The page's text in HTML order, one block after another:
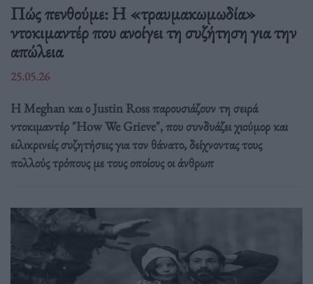
Πώς πενθούμε: Η «τραυμακωμωδία»
ντοκιμαντέρ που ανοίγει τη συζήτηση για την
απώλεια
25.05.26
Η Meghan και ο Justin Ross παρουσιάζουν τη σειρά
ντοκιμαντέρ "How We Grieve", που συνδυάζει χιούμορ και
ειλικρινείς συζητήσεις για τον θάνατο, δείχνοντας τους
πολλούς τρόπους με τους οποίους οι άνθρωπ